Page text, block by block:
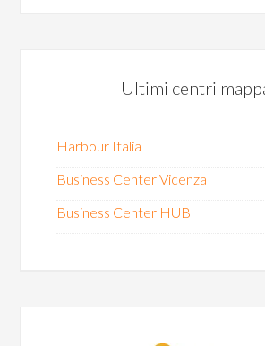
Ultimi centri
Harbour Italia
Business Center Vicenza
Business Center HUB